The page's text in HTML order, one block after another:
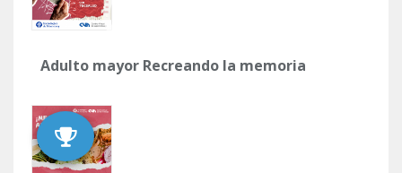
Adulto mayor Recreando la memoria